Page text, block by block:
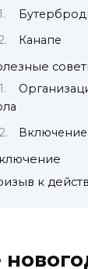
Канапе
к